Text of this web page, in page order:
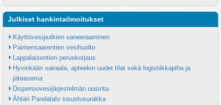
Julkiset hankintailmoitukset
Käyttövesiputkien saneeraaminen
Paimensaarentien vesihuolto
Lappalaisentien peruskorjaus
Hyvinkään sairaala, apteekin uudet tilat sekä logistiikkapiha ja
jäteasema
Dispersiovesijärjestelmän uusinta
Ähtäri Pandatalo sisustusurakka